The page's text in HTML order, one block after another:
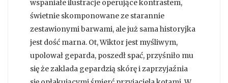
wspaniałe ilustracje operujące kontrastem,
świetnie skomponowane ze starannie
zestawionymi barwami, ale już sama historyjka
jest dość marna. Ot, Wiktor jest myśliwym,
upolował geparda, poszedł spać, przyśniło mu
się że zaklada gepardzią skórę i zaprzyjaźnia